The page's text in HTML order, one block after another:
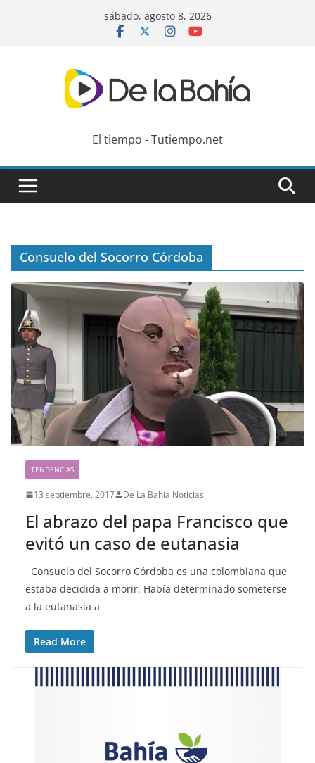
sábado, agosto 8, 2026
El tiempo - Tutiempo.net
Consuelo del Socorro Córdoba
TENDENCIAS
13 septiembre, 2017 De La Bahía Noticias
El abrazo del papa Francisco que
evitó un caso de eutanasia
Consuelo del Socorro Córdoba es una colombiana que
estaba decidida a morir. Había determinado someterse
a la eutanasia a
Read More